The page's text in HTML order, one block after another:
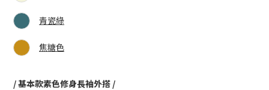
青瓷綠
焦糖色
/ 基本款素色修身長袖外搭 /